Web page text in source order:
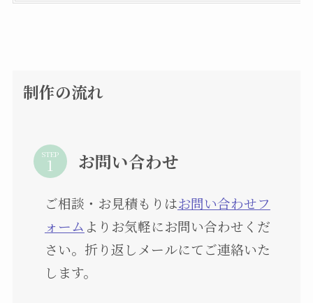
制作の流れ
STEP お問い合わせ
ご相談・お見積もりはお問い合わせフ
ォーム よりお気軽にお問い合わせくだ
さい。折り返しメールにてご連絡いた
します。